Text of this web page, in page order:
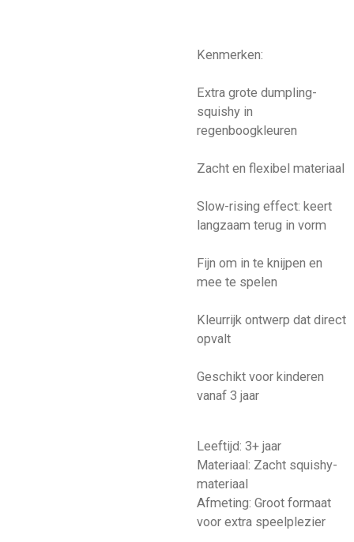
Kenmerken:
Extra grote dumpling-
squishy in
regenboogkleuren
Zacht en flexibel materiaal
Slow-rising effect: keert
langzaam terug in vorm
Fijn om in te knijpen en
mee te spelen
Kleurrijk ontwerp dat direct
opvalt
Geschikt voor kinderen
vanaf 3 jaar
Leeftijd: 3+ jaar
Materiaal: Zacht squishy-
materiaal
Afmeting: Groot formaat
voor extra speelplezier